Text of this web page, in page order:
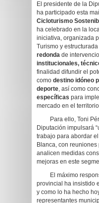
El presidente de la
ha participado esta
Cicloturismo
ha celebrado en la
iniciativa, organizada
Turismo y
redonda de
institucionales,
finalidad difundir el
como destino idóneo
deporte, así como
específicas para
mercado en el
Para ello, Toni
Diputación impulsará
trabajo para abordar
Blanca, con
analicen medidas
mejoras en este
El máximo
provincial ha insistido
y como lo ha hecho
representantes